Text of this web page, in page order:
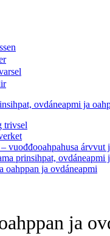
ovdáneapmi ja
trivsel
vuođđooahpahusa árvvut
prinsihpat, ovdáneapmi
oahppan ja ovdáneapmi
ja